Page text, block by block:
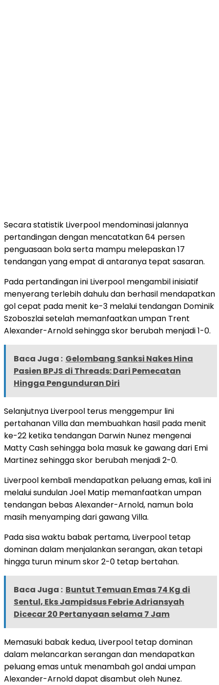
Secara statistik Liverpool mendominasi jalannya
pertandingan dengan mencatatkan 64 persen
penguasaan bola serta mampu melepaskan 17
tendangan yang empat di antaranya tepat sasaran.
Pada pertandingan ini Liverpool mengambil inisiatif
menyerang terlebih dahulu dan berhasil mendapatkan
gol cepat pada menit ke-3 melalui tendangan Dominik
Szoboszlai setelah memanfaatkan umpan Trent
Alexander-Arnold sehingga skor berubah menjadi 1-0.
Baca Juga : Gelombang Sanksi Nakes Hina
Pasien BPJS di Threads: Dari Pemecatan
Hingga Pengunduran Diri
Selanjutnya Liverpool terus menggempur lini
pertahanan Villa dan membuahkan hasil pada menit
ke-22 ketika tendangan Darwin Nunez mengenai
Matty Cash sehingga bola masuk ke gawang dari Emi
Martinez sehingga skor berubah menjadi 2-0.
Liverpool kembali mendapatkan peluang emas, kali ini
melalui sundulan Joel Matip memanfaatkan umpan
tendangan bebas Alexander-Arnold, namun bola
masih menyamping dari gawang Villa.
Pada sisa waktu babak pertama, Liverpool tetap
dominan dalam menjalankan serangan, akan tetapi
hingga turun minum skor 2-0 tetap bertahan.
Baca Juga : Buntut Temuan Emas 74 Kg di
Sentul, Eks Jampidsus Febrie Adriansyah
Dicecar 20 Pertanyaan selama 7 Jam
Memasuki babak kedua, Liverpool tetap dominan
dalam melancarkan serangan dan mendapatkan
peluang emas untuk menambah gol andai umpan
Alexander-Arnold dapat disambut oleh Nunez.